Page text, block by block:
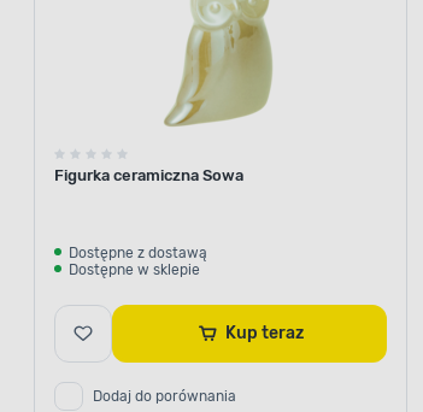
Figurka ceramiczna Sowa
Dostępne z dostawą
Dostępne w sklepie
Kup teraz
Dodaj do porównania